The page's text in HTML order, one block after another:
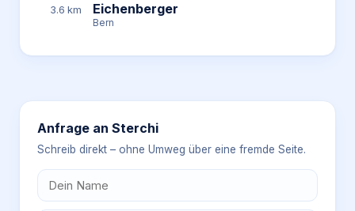
3.6 km Eichenberger
Bern
Anfrage an Sterchi
Schreib direkt – ohne Umweg über eine fremde Seite.